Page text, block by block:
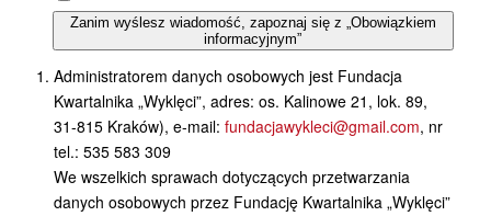
Zanim wyślesz wiadomość, zapoznaj się z „Obowiązkiem
informacyjnym”
Administratorem danych osobowych jest Fundacja
Kwartalnika „Wyklęci”, adres: os. Kalinowe 21, lok. 89,
31-815 Kraków), e-mail: fundacjawykleci@gmail.com, nr
tel.: 535 583 309
We wszelkich sprawach dotyczących przetwarzania
danych osobowych przez Fundację Kwartalnika „Wyklęci”